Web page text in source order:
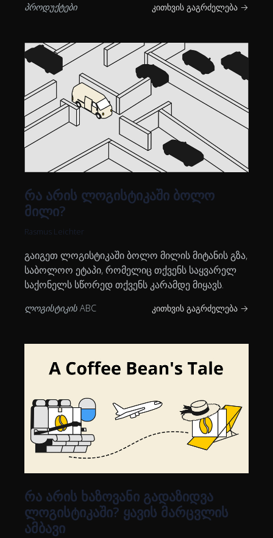
პროდუქტები კითხვის გაგრძელება →
რა არის ლოგისტიკაში ბოლო
მილი?
Rasmus Leichter
გაიგეთ ლოგისტიკაში ბოლო მილის მიტანის გზა,
საბოლოო ეტაპი, რომელიც თქვენს საყვარელ
საქონელს სწორედ თქვენს კარამდე მიყავს.
ლოგისტიკის ABC კითხვის გაგრძელება →
რა არის ხაზოვანი გადაზიდვა
ლოგისტიკაში? ყავის მარცვლის
ამბავი